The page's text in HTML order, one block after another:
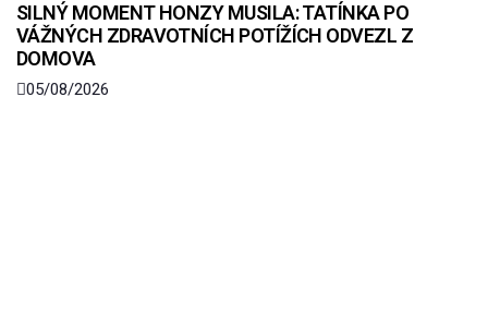
SILNÝ MOMENT HONZY MUSILA: TATÍNKA PO
VÁŽNÝCH ZDRAVOTNÍCH POTÍŽÍCH ODVEZL Z
DOMOVA
05/08/2026